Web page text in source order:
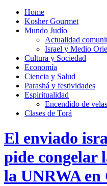
Home
Kosher Gourmet
Mundo Judío
Actualidad
Israel y Medio
Cultura y Sociedad
Economía
Ciencia y Salud
Parashá y festividades
Espiritualidad
Encendido de
Clases de Torá
El enviado
pide congelar
la UNRWA en